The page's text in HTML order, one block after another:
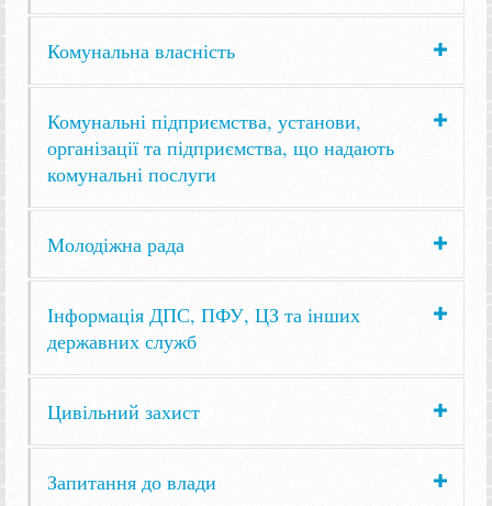
Комунальна власність
Комунальні підприємства, установи,
організації та підприємства, що надають
комунальні послуги
Молодіжна рада
Інформація ДПС, ПФУ, ЦЗ та інших
державних служб
Цивільний захист
Запитання до влади